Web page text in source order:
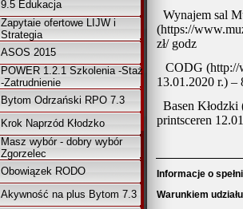
9.5 Edukacja
Zapytaie ofertowe LIJW i
Strategia
ASOS 2015
POWER 1.2.1 Szkolenia -Staż
-Zatrudnienie
Bytom Odrzański RPO 7.3
Krok Naprzód Kłodzko
Masz wybór - dobry wybór
Zgorzelec
Obowiązek RODO
Akywność na plus Bytom 7.3
1.
Wynajem sal
(https://
zł/ godz
2. CODG (http://
13.01.2020 r.) –
Basen Kłodzki
printsceren
Informacje o
Warunkiem